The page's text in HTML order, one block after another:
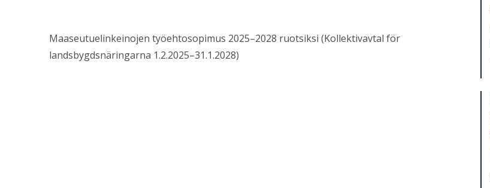
Maaseutuelinkeinojen työehtosopimus 2025–2028 ruotsiksi (Kollektivavtal för
landsbygdsnäringarna 1.2.2025–31.1.2028)